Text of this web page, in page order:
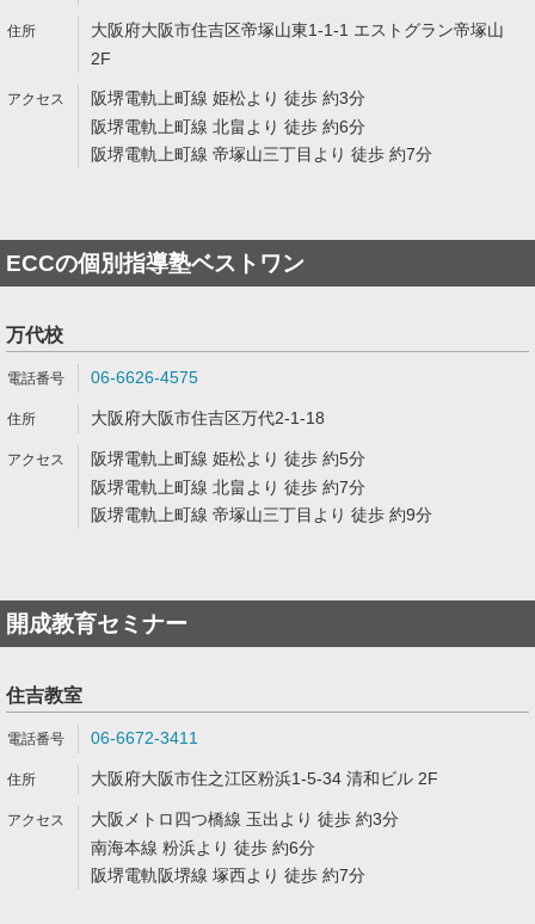
大阪府大阪市住吉区帝塚山東1-1-1 エストグラン帝塚山
2F
阪堺電軌上町線 姫松より 徒歩 約3分
阪堺電軌上町線 北畠より 徒歩 約6分
阪堺電軌上町線 帝塚山三丁目より 徒歩 約7分
ECCの個別指導塾ベストワン
万代校
06-6626-4575
大阪府大阪市住吉区万代2-1-18
阪堺電軌上町線 姫松より 徒歩 約5分
阪堺電軌上町線 北畠より 徒歩 約7分
阪堺電軌上町線 帝塚山三丁目より 徒歩 約9分
開成教育セミナー
住吉教室
06-6672-3411
大阪府大阪市住之江区粉浜1-5-34 清和ビル 2F
大阪メトロ四つ橋線 玉出より 徒歩 約3分
南海本線 粉浜より 徒歩 約6分
阪堺電軌阪堺線 塚西より 徒歩 約7分